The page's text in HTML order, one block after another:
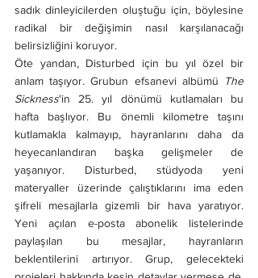
sadık dinleyicilerden oluştuğu için, böylesine
radikal bir değişimin nasıl karşılanacağı
belirsizliğini koruyor.
Öte yandan, Disturbed için bu yıl özel bir
anlam taşıyor. Grubun efsanevi albümü
The
Sickness'in 25. yıl dönümü kutlamaları bu
hafta başlıyor. Bu önemli kilometre taşını
kutlamakla kalmayıp, hayranlarını daha da
heyecanlandıran başka gelişmeler de
yaşanıyor. Disturbed, stüdyoda yeni
materyaller üzerinde çalıştıklarını ima eden
şifreli mesajlarla gizemli bir hava yaratıyor.
Yeni açılan e-posta abonelik listelerinde
paylaşılan bu mesajlar, hayranların
beklentilerini artırıyor. Grup, gelecekteki